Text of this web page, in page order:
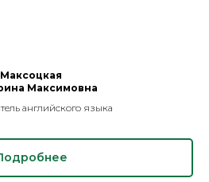
Максоцкая
Максимовна
английского языка